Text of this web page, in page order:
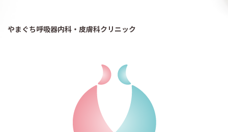
やまぐち呼吸器内科・皮膚科クリニック